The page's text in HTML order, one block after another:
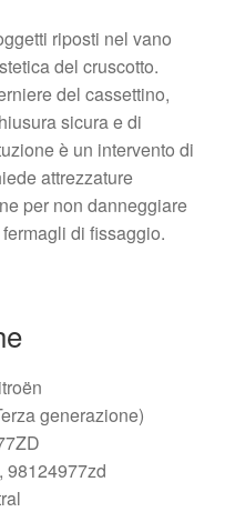
riposti nel vano
del cruscotto.
del cassettino,
sicura e di
è un intervento di
attrezzature
per non danneggiare
di fissaggio.
generazione)
98124977zd